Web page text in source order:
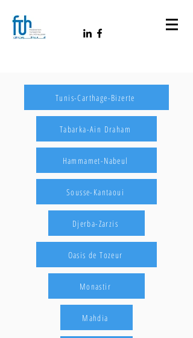
Tunis-Carthage-Bizerte
Tabarka-Ain Draham
Hammamet-Nabeul
Sousse-Kantaoui
Djerba-Zarzis
Oasis de Tozeur
Monastir
Mahdia